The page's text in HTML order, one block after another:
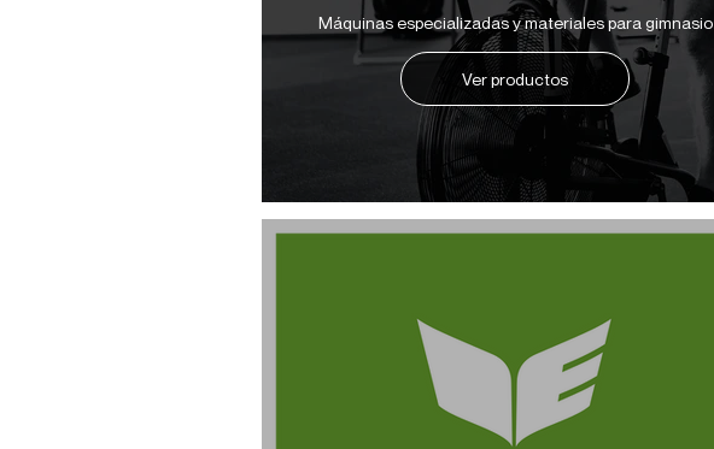
Máquinas especializadas y materiales para gimnasio
Ver productos